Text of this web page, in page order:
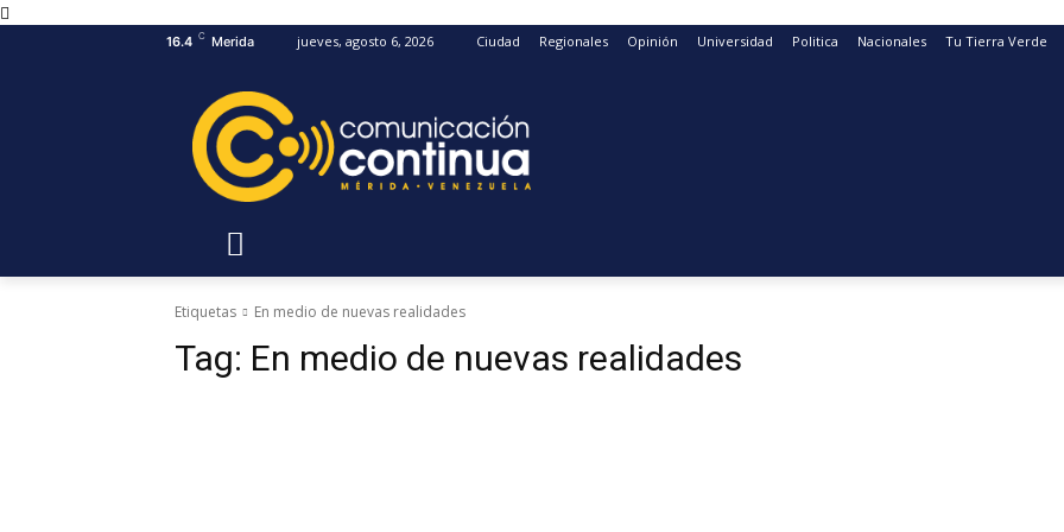
16.4 C Merida jueves, agosto 6, 2026 Ciudad Regionales Opinión Universidad Politica Nacionales Tu Tierra Verde
Etiquetas En medio de nuevas realidades
Tag: En medio de nuevas realidades